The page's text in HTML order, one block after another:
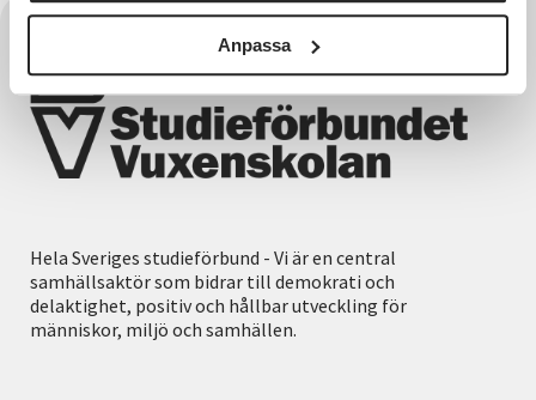
Anpassa
Hela Sveriges studieförbund - Vi är en central
samhällsaktör som bidrar till demokrati och
delaktighet, positiv och hållbar utveckling för
människor, miljö och samhällen.